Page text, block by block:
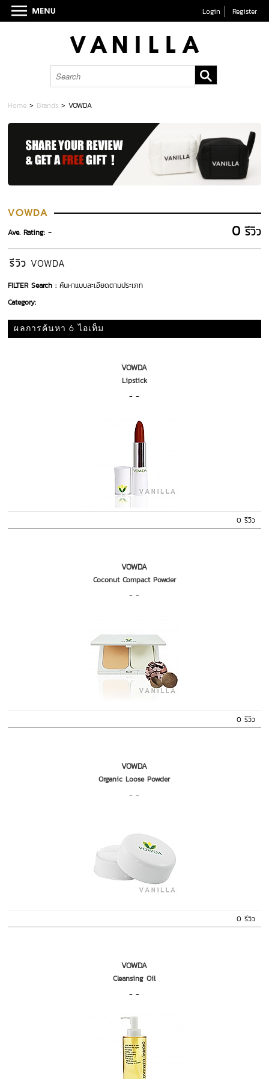
Login Register
Home > Brands >VOWDA
VOWDA
0รีวิว
Ave. Rating: -
รีวิว VOWDA
FILTER Search : ค้นหาแบบละเอียดตามประเภท
Category:
ผลการค้นหา 6 ไอเท็ม
VOWDA
Lipstick
- -
0 รีวิว
VOWDA
Coconut Compact Powder
- -
0 รีวิว
VOWDA
Organic Loose Powder
- -
0 รีวิว
VOWDA
Cleansing Oil
- -